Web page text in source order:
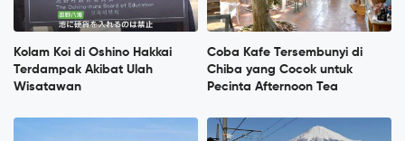
Kolam Koi di Oshino Hakkai
Terdampak Akibat Ulah
Wisatawan
Coba Kafe Tersembunyi di
Chiba yang Cocok untuk
Pecinta Afternoon Tea